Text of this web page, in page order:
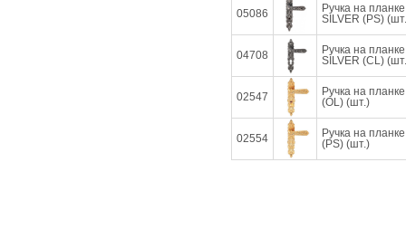
05086
Ручка на
SILVER (PS)
04708
Ручка на
SILVER (СL)
02547
Ручка на
(OL) (шт.)
02554
Ручка на
(PS) (шт.)